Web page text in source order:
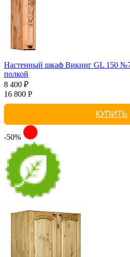
Настенный шкаф Викинг GL 150 №7
полкой
8 400 ₽
16 800 Р
КУПИТЬ
-50%